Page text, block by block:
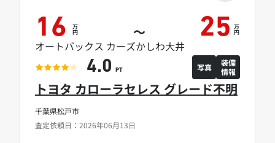
千葉県松戸市
査定依頼日：2026年06月13日
トヨタ カローラセレス グレード不明
16 万
円 ～ 25 万
円
オートバックス カーズかしわ大井
4.0 PT 写真
装備
情報